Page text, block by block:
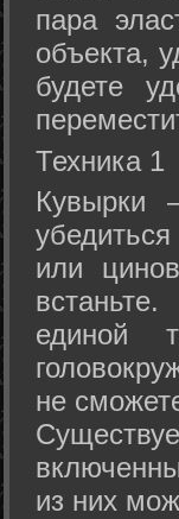
пара
объекта,
будете
Техника 1
Кувырки
или
единой
не
из них